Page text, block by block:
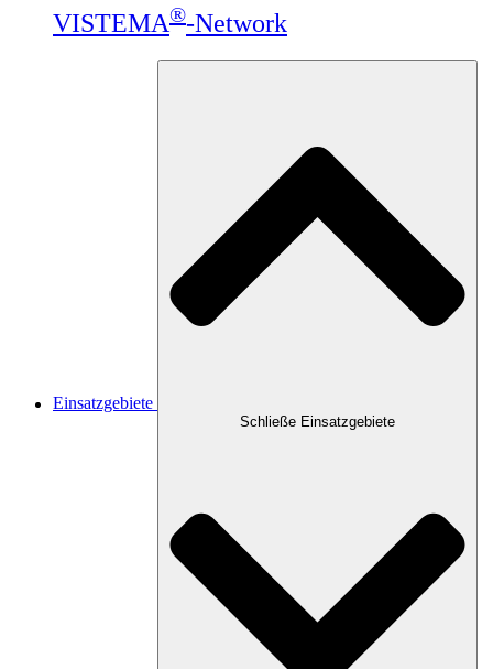
VISTEMA®-Network
Einsatzgebiete
Schließe Einsatzgebiete